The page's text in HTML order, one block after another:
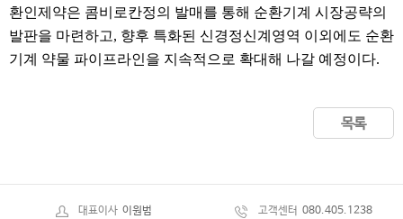
환인제약은 콤비로칸정의 발매를 통해 순환기계 시장공략의
발판을 마련하고, 향후 특화된 신경정신계영역 이외에도 순환
기계 약물 파이프라인을 지속적으로 확대해 나갈 예정이다.
목록
대표이사 이원범 고객센터 080.405.1238